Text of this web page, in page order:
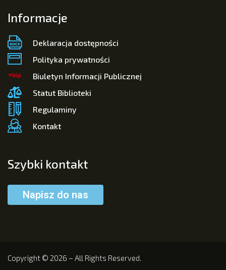
Informacje
Deklaracja dostępności
Polityka prywatności
Biuletyn Informacji Publicznej
Statut Biblioteki
Regulaminy
Kontakt
Szybki kontakt
Napisz do nas
Copyright © 2026 – All Rights Reserved.